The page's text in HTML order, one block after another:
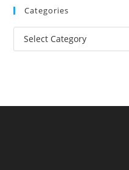
Categories
Categories